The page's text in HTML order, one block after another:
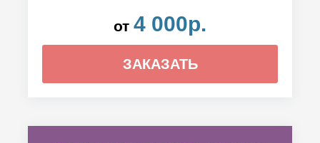
от 4 000р.
ЗАКАЗАТЬ